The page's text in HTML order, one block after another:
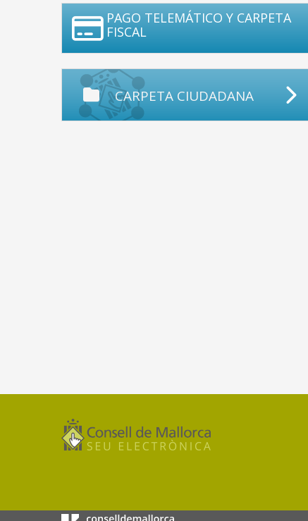
PAGO TELEMÁTICO Y CARPETA
FISCAL
CARPETA CIUDADANA